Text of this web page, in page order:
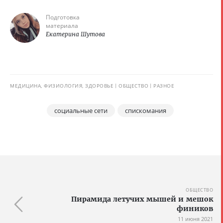
Подготовка
материала
Екатерина Шутова
МЕДИЦИНА, ФИЗИОЛОГИЯ, ЗДОРОВЬЕ ОБЩЕСТВО РАЗНОЕ
социальные сети спискомания
ОБЩЕСТВО
Пирамида летучих мышей и мешок
фиников
11 июня 2021